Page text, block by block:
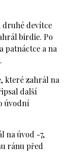
druhé devítce
birdie. Po
patnáctce a na
které zahrál na
další
úvodní
na úvod -7,
ránu před